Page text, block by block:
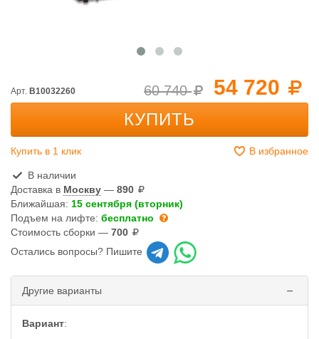
54 720
60 740
Арт. B10032260
КУПИТЬ
Купить в 1 клик В избранное
В наличии
Доставка в Москву — 890
Ближайшая: 15 сентября (вторник)
Подъем на лифте: бесплатно
Стоимость сборки — 700
Остались вопросы? Пишите
Другие варианты
Вариант: